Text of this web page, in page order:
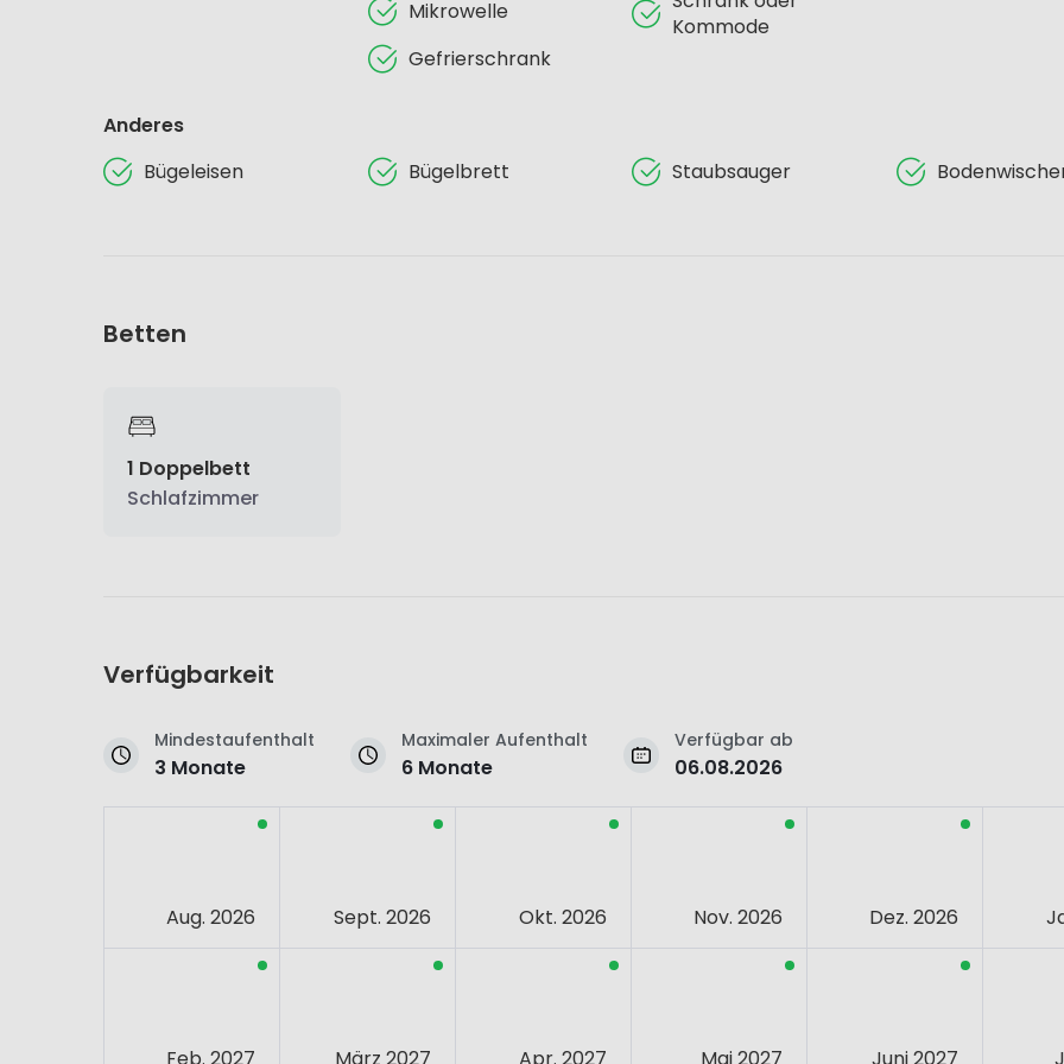
Mikrowelle
Gefrierschrank
Kommode
Anderes
Bügeleisen
Bügelbrett Staubsauger
Betten
1 Doppelbett
Schlafzimmer
Verfügbarkeit
Mindestaufenthalt
3 Monate
Maximaler Aufenthalt
6 Monate
Verfügbar ab
06.08.2026
Aug. 2026 Sept. 2026 Okt. 2026 Nov. 2026 Dez. 2026